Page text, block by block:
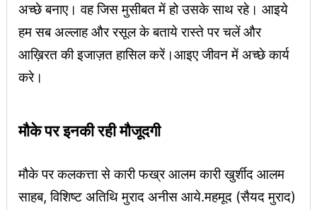
अच्छे बनाए। वह जिस मुसीबत में हो उसके साथ रहे। आइये
हम सब अल्लाह और रसूल के बताये रास्ते पर चलें और
आख़िरत की इजाज़त हासिल करें।आइए जीवन में अच्छे कार्य
करे।
मौके पर इनकी रही मौजूदगी
मौके पर कलकत्ता से कारी फख्र आलम कारी खुर्शीद आलम
साहब, विशिष्ट अतिथि मुराद अनीस आये.महमूद (सैयद मुराद)